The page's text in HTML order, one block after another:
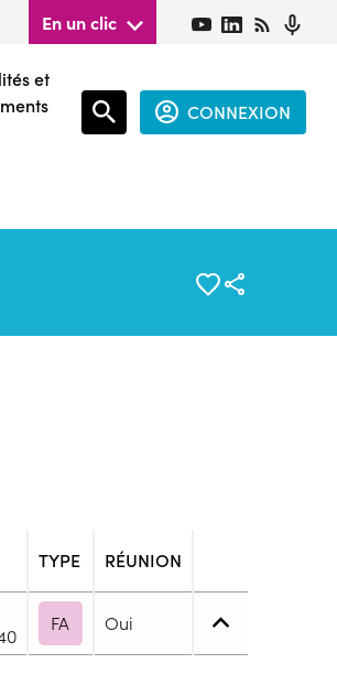
En un clic
et
CONNEXION
TYPE RÉUNION
FA Oui